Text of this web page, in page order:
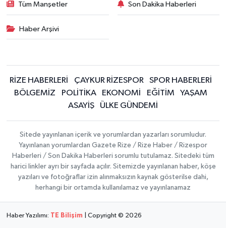
Tüm Manşetler Son Dakika Haberleri
Haber Arşivi
RİZE HABERLERİ ÇAYKUR RİZESPOR
SPOR HABERLERİ
BÖLGEMİZ
POLİTİKA EKONOMİ EĞİTİM
YAŞAM
ASAYİŞ
ÜLKE GÜNDEMİ
Sitede yayınlanan içerik ve yorumlardan yazarları sorumludur.
Yayınlanan yorumlardan Gazete Rize / Rize Haber / Rizespor
Haberleri / Son Dakika Haberleri sorumlu tutulamaz. Sitedeki tüm
harici linkler ayrı bir sayfada açılır. Sitemizde yayınlanan haber, köşe
yazıları ve fotoğraflar izin alınmaksızın kaynak gösterilse dahi,
herhangi bir ortamda kullanılamaz ve yayınlanamaz
Haber Yazılımı: TE Bilişim | Copyright © 2026